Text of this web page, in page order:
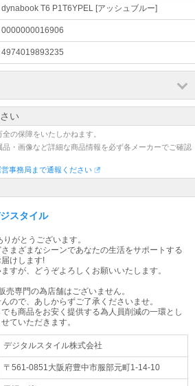
対応をお休みとさせていただきます 詳細
dynabook T6 P1T6YPEL [アッシュブルー]
0000000016906
4974019893235
い
の保障をいたしかねます。
・画像など詳細な商品情報を必ず各メーカーでご確認
事務局まで通報ください
スタイル
がとうございます。
まざまなシーンであなたの生活をサポートする
けします!
すが、どうぞよろしくお願いいたします。
専門の為店舗はございません。
ので、あしからずご了承くださいませ。
も商品をお安く提供する為人員削減の一環とし
ていただきます。
デジタルスタイル株式会社
〒561-0851大阪府豊中市服部元町1-14-10